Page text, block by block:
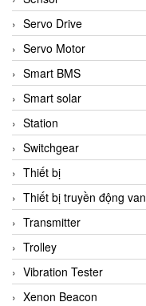
Servo Drive
Servo Motor
Smart BMS
Smart solar
Station
Switchgear
Thiết bị
Thiết bị truyền động van
Transmitter
Trolley
Vibration Tester
Xenon Beacon